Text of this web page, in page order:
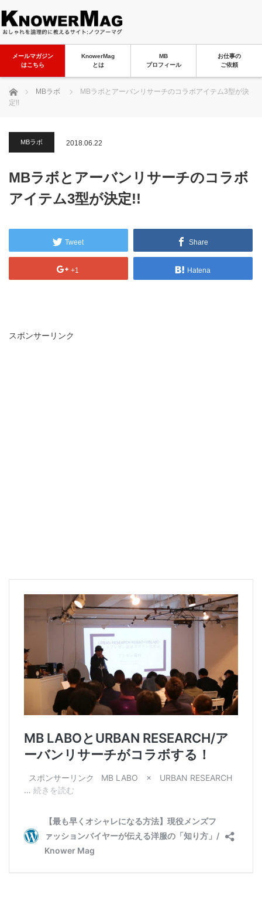
メールマガジン
はこちら
KnowerMag
とは
MB
プロフィール
お仕事の
ご依頼
ホーム MBラボ
MBラボとアーバンリサーチのコラボアイテム3型が決
定!!
MBラボ 2018.06.22
MBラボとアーバンリサーチのコラボ
アイテム3型が決定!!
Tweet Share
+1 Hatena
スポンサーリンク